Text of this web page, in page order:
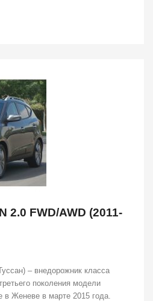
2.0 FWD/AWD (2011-
– внедорожник класса
поколения модели
в Женеве в марте 2015 года.